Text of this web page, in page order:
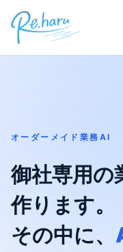
オーダーメイド業務AI
御社専用の
作ります。
その中に、